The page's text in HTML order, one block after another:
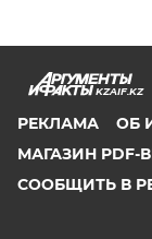
KZAIF.KZ
РЕКЛАМА
ОБ
МАГАЗИН PDF-
СООБЩИТЬ В